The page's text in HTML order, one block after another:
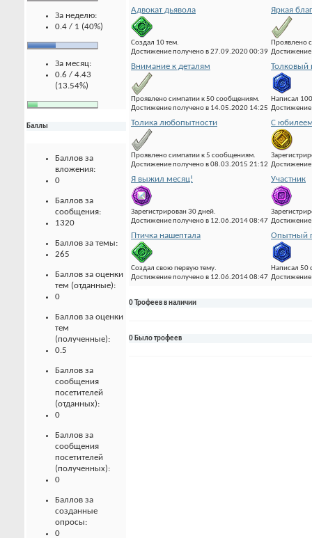
За неделю:
0.4 / 1 (40%)
За месяц:
0.6 / 4.43
(13.54%)
Баллы
Баллов за
вложения:
0
Баллов за
сообщения:
1320
Баллов за темы:
265
Баллов за оценки
тем (отданные):
0
Баллов за оценки
тем
(полученные):
0.5
Баллов за
сообщения
посетителей
(отданных):
0
Баллов за
сообщения
посетителей
(полученных):
0
Баллов за
созданные
опросы:
0
Адвокат дьявола
Создал 10 тем.
Достижение получено в 27.09.2020 00:39
Яркая
Проявлено
Внимание к деталям
Проявлено симпатии к 50 сообщениям.
Достижение получено в 14.05.2020 14:25
Толковый
Написал
Толика любопытности
Проявлено симпатии к 5 сообщениям.
Достижение получено в 08.03.2015 21:12
С
Я выжил месяц!
Зарегистрирован 30 дней.
Достижение получено в 12.06.2014 08:47
Участник
Птичка нашептала
Создал свою первую тему.
Достижение получено в 12.06.2014 08:47
Опытный
Написал 50
0 Трофеев в наличии
0 Было трофеев